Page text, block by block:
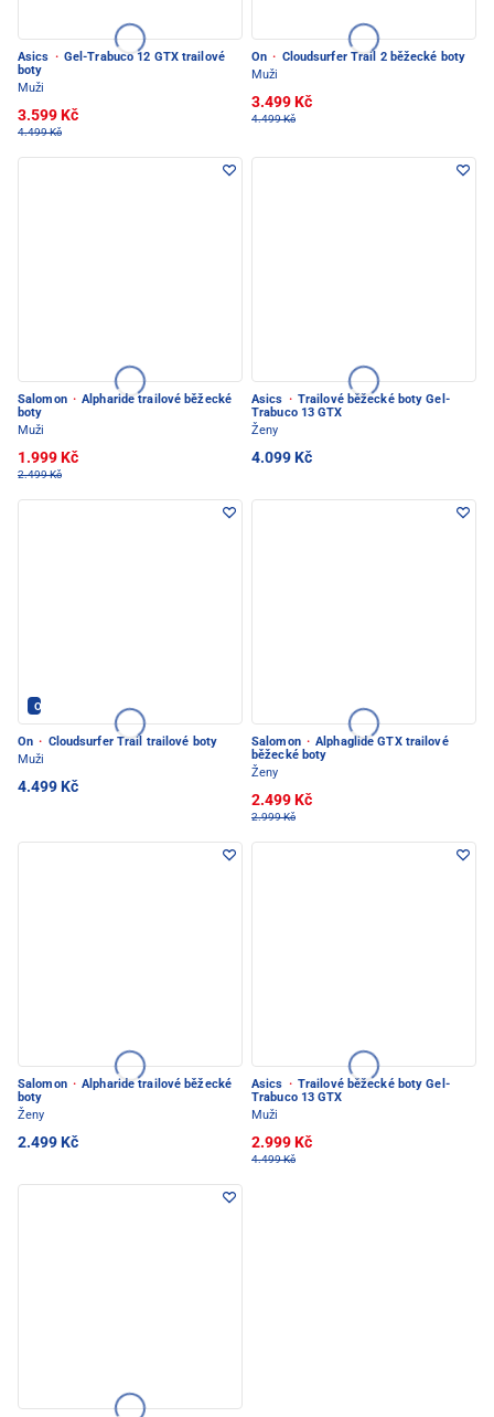
Asics · Gel-Trabuco 12 GTX trailové
boty
Muži
3.599 Kč
4.499 Kč
On · Cloudsurfer Trail 2 běžecké boty
Muži
3.499 Kč
4.499 Kč
Salomon · Alpharide trailové běžecké
boty
Muži
1.999 Kč
2.499 Kč
Asics · Trailové běžecké boty Gel-
Trabuco 13 GTX
Ženy
4.099 Kč
ON - PEC POD SNĚŽKOU
On · Cloudsurfer Trail trailové boty
Muži
4.499 Kč
Salomon · Alphaglide GTX trailové
běžecké boty
Ženy
2.499 Kč
2.999 Kč
Salomon · Alpharide trailové běžecké
boty
Ženy
2.499 Kč
Asics · Trailové běžecké boty Gel-
Trabuco 13 GTX
Muži
2.999 Kč
4.499 Kč